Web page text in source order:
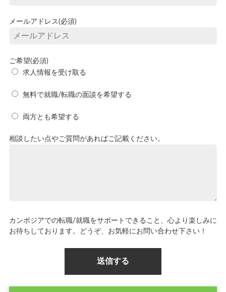
メールアドレス(必須)
ご希望(必須)
求人情報を受け取る
無料で就職/転職の面談を希望する
両方とも希望する
相談したい点やご質問があればご記載ください。
カンボジアでの転職/就職をサポートできること、心より楽しみに
お待ちしております。どうぞ、お気軽にお問い合わせ下さい！